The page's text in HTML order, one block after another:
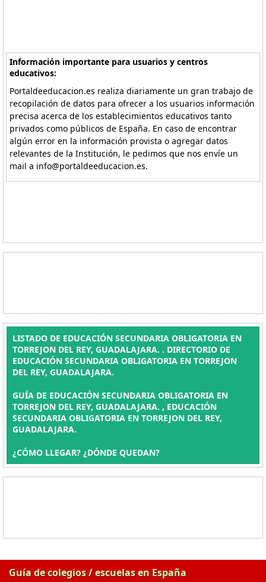
Información importante para usuarios y centros
educativos:
Portaldeeducacion.es realiza diariamente un gran trabajo de
recopilación de datos para ofrecer a los usuarios información
precisa acerca de los establecimientos educativos tanto
privados como públicos de España. En caso de encontrar
algún error en la información provista o agregar datos
relevantes de la Institución, le pedimos que nos envíe un
mail a info@portaldeeducacion.es.
LISTADO DE EDUCACIÓN SECUNDARIA OBLIGATORIA EN
TORREJON DEL REY, GUADALAJARA. . DIRECTORIO DE
EDUCACIÓN SECUNDARIA OBLIGATORIA EN TORREJON
DEL REY, GUADALAJARA.
GUÍA DE EDUCACIÓN SECUNDARIA OBLIGATORIA EN
TORREJON DEL REY, GUADALAJARA. , EDUCACIÓN
SECUNDARIA OBLIGATORIA EN TORREJON DEL REY,
GUADALAJARA.
¿CÓMO LLEGAR? ¿DÓNDE QUEDAN?
Guía de colegios / escuelas en España